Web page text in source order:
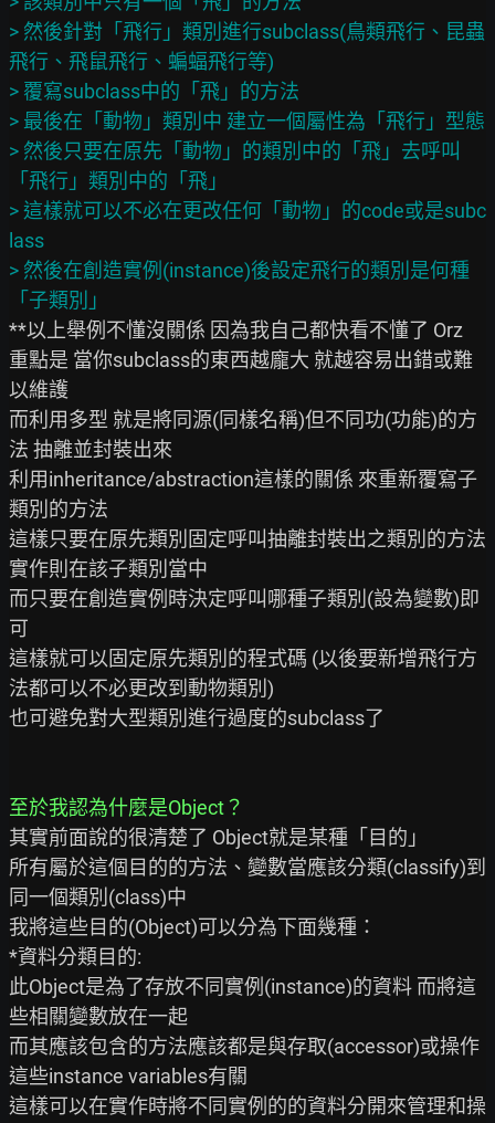
> 然後針對「飛行」類別進行subclass(鳥類飛行、昆蟲
飛行、飛鼠飛行、蝙蝠飛行等)
> 覆寫subclass中的「飛」的方法
> 最後在「動物」類別中 建立一個屬性為「飛行」型態
> 然後只要在原先「動物」的類別中的「飛」去呼叫
「飛行」類別中的「飛」
> 這樣就可以不必在更改任何「動物」的code或是subc
lass
> 然後在創造實例(instance)後設定飛行的類別是何種
**以上舉例不懂沒關係 因為我自己都快看不懂了 Orz
重點是 當你subclass的東西越龐大 就越容易出錯或難
以維護
而利用多型 就是將同源(同樣名稱)但不同功(功能)的方
法 抽離並封裝出來
利用inheritance/abstraction這樣的關係 來重新覆寫子
類別的方法
這樣只要在原先類別固定呼叫抽離封裝出之類別的方法
實作則在該子類別當中
而只要在創造實例時決定呼叫哪種子類別(設為變數)即
可
這樣就可以固定原先類別的程式碼 (以後要新增飛行方
法都可以不必更改到動物類別)
也可避免對大型類別進行過度的subclass了
至於我認為什麼是Object？
其實前面說的很清楚了 Object就是某種「目的」
所有屬於這個目的的方法、變數當應該分類(classify)到
同一個類別(class)中
我將這些目的(Object)可以分為下面幾種：
*資料分類目的:
此Object是為了存放不同實例(instance)的資料 而將這
些相關變數放在一起
而其應該包含的方法應該都是與存取(accessor)或操作
這些instance variables有關
這樣可以在實作時將不同實例的的資料分開來管理和操